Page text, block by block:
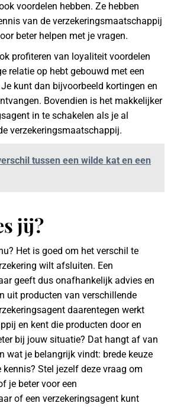
voordelen hebben. Ze hebben
van de verzekeringsmaatschappij
beter helpen met je vragen.
profiteren van loyaliteit voordelen
relatie op hebt gebouwd met een
kunt dan bijvoorbeeld kortingen en
Bovendien is het makkelijker
in te schakelen als je al
verzekeringsmaatschappij.
tussen een wilde kat en een
jij?
Het is goed om het verschil te
wilt afsluiten. Een
geeft dus onafhankelijk advies en
uit producten van verschillende
daarentegen werkt
en kent die producten door en
bij jouw situatie? Dat hangt af van
wat je belangrijk vindt: brede keuze
Stel jezelf deze vraag om
je beter voor een
of een verzekeringsagent kunt